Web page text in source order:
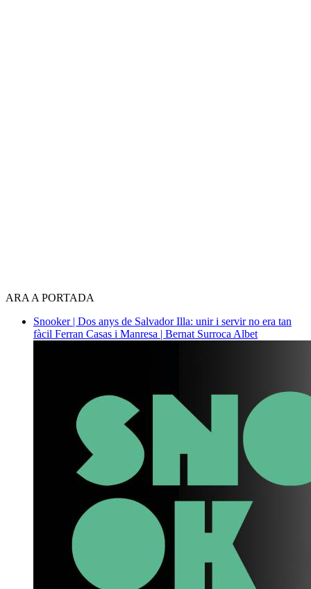
ARA A PORTADA
Snooker | Dos anys de Salvador Illa: unir i servir no era tan
fàcil Ferran Casas i Manresa | Bernat Surroca Albet